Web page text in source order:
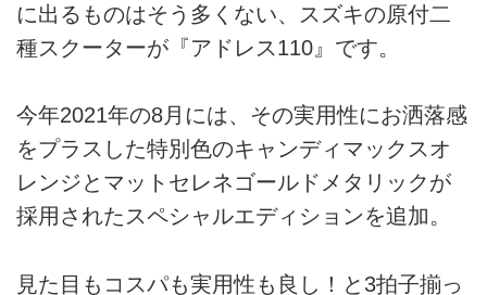
に出るものはそう多くない、スズキの原付二
種スクーターが『アドレス110』です。
今年2021年の8月には、その実用性にお洒落感
をプラスした特別色のキャンディマックスオ
レンジとマットセレネゴールドメタリックが
採用されたスペシャルエディションを追加。
見た目もコスパも実用性も良し！と3拍子揃っ